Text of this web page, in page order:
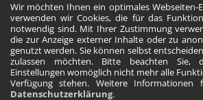
Wir möchten Ihnen ein optimales Webseiten-
verwenden wir Cookies, die für das
notwendig sind. Mit Ihrer Zustimmung
die zur Anzeige externer Inhalte oder zu
genutzt werden. Sie können selbst
zulassen möchten. Bitte beachten Sie,
Einstellungen womöglich nicht mehr alle
Verfügung stehen. Weitere
Datenschutzerklärung.